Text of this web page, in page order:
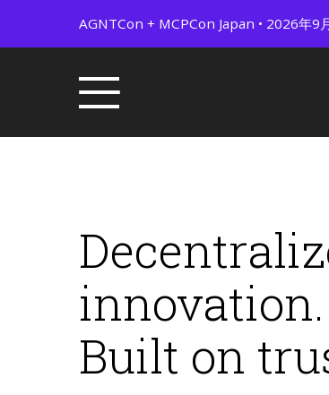
AGNTCon + MCPCon Japan • 2026年9
innovation.
Built on